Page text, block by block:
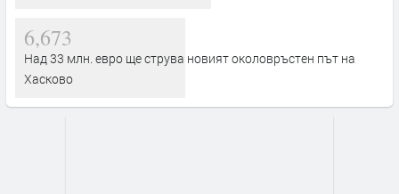
6,673
Над 33 млн. евро ще струва новият околовръстен път на
Хасково